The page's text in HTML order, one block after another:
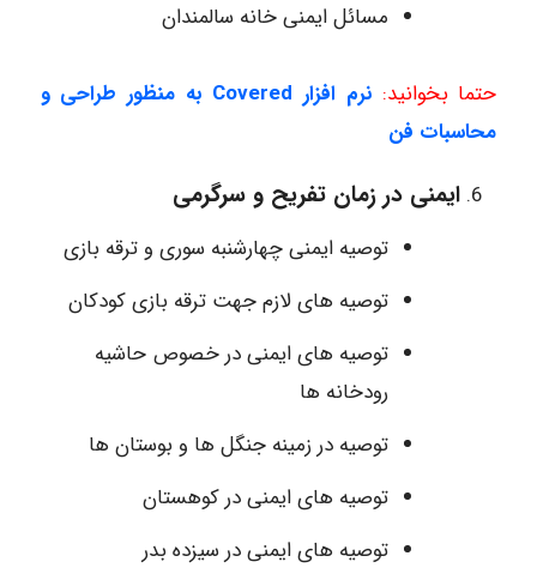
مسائل ایمنی خانه سالمندان
حتما بخوانید:
نرم افزار Covered به منظور طراحی و
محاسبات فن
ایمنی در زمان تفریح و سرگرمی
توصیه ایمنی چهارشنبه سوری و ترقه بازی
توصیه های لازم جهت ترقه بازی کودکان
توصیه های ایمنی در خصوص حاشیه
رودخانه ها
توصیه در زمینه جنگل ها و بوستان ها
توصیه های ایمنی در کوهستان
توصیه های ایمنی در سیزده بدر